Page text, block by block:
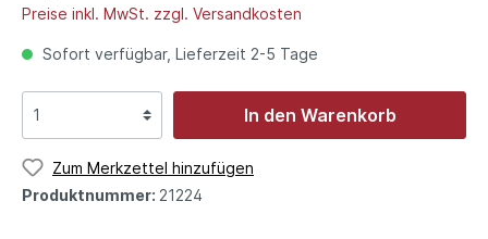
Preise inkl. MwSt. zzgl. Versandkosten
Sofort verfügbar, Lieferzeit 2-5 Tage
In den Warenkorb
Zum Merkzettel hinzufügen
Produktnummer: 21224